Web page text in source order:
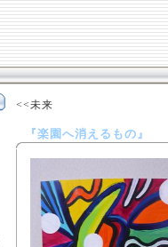
<<未来
『楽園へ消えるもの』